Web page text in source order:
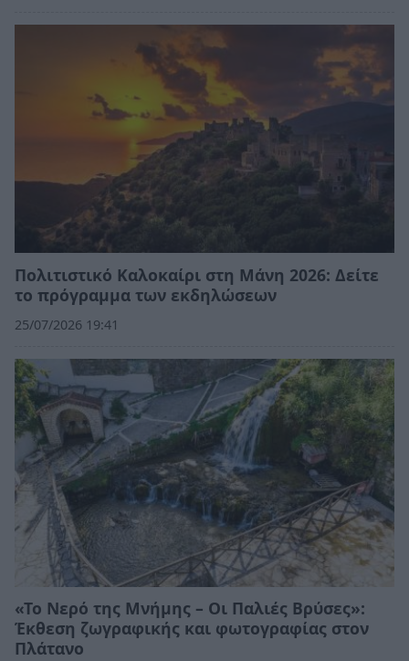
Πολιτιστικό Καλοκαίρι στη Μάνη 2026: Δείτε
το πρόγραμμα των εκδηλώσεων
25/07/2026 19:41
«Το Νερό της Μνήμης – Οι Παλιές Βρύσες»:
Έκθεση ζωγραφικής και φωτογραφίας στον
Πλάτανο